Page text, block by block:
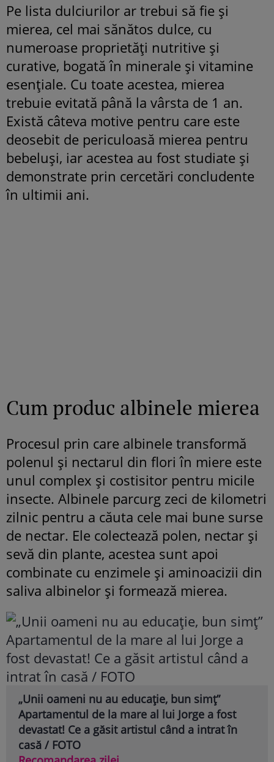
Pe lista dulciurilor ar trebui să fie și
mierea, cel mai sănătos dulce, cu
numeroase proprietăți nutritive și
curative, bogată în minerale și vitamine
esențiale. Cu toate acestea, mierea
trebuie evitată până la vârsta de 1 an.
Există câteva motive pentru care este
deosebit de periculoasă mierea pentru
bebeluși, iar acestea au fost studiate și
demonstrate prin cercetări concludente
în ultimii ani.
Cum produc albinele mierea
Procesul prin care albinele transformă
polenul și nectarul din flori în miere este
unul complex și costisitor pentru micile
insecte. Albinele parcurg zeci de kilometri
zilnic pentru a căuta cele mai bune surse
de nectar. Ele colectează polen, nectar și
sevă din plante, acestea sunt apoi
combinate cu enzimele și aminoacizii din
saliva albinelor și formează mierea.
„Unii oameni nu au educație, bun simț”
Apartamentul de la mare al lui Jorge a fost
devastat! Ce a găsit artistul când a intrat în
casă / FOTO